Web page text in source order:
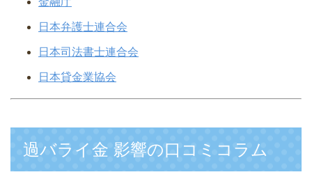
日本弁護士連合会
日本司法書士連合会
日本貸金業協会
過バライ金 影響の口コミコラム